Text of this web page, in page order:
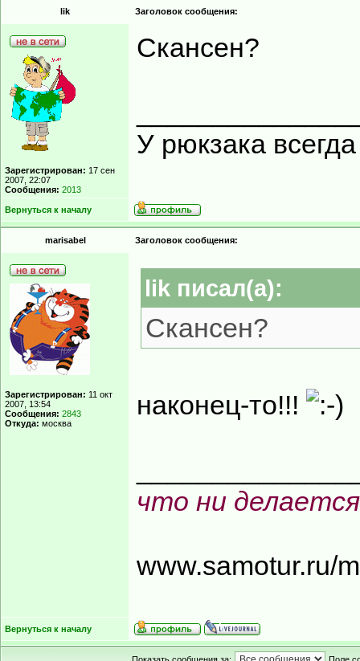
lik Заголовок сообщения:
Зарегистрирован: 17 сен
2007, 22:07
Сообщения: 2013
Скансен?
У рюкзака
Вернуться к началу
marisabel Заголовок сообщения:
Зарегистрирован: 11 окт
2007, 13:54
Сообщения: 2843
Откуда: москва
lik писал(а):
Скансен?
наконец-то!!!
что ни
www.samotur.ru/
Вернуться к началу